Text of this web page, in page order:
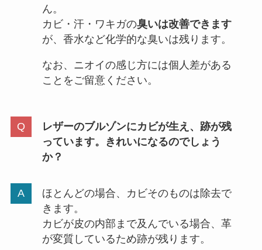
ん。
カビ・汗・ワキガの臭いは改善できます
が、香水など化学的な臭いは残ります。
なお、ニオイの感じ方には個人差がある
ことをご留意ください。
レザーのブルゾンにカビが生え、跡が残
っています。きれいになるのでしょう
か？
ほとんどの場合、カビそのものは除去で
きます。
カビが皮の内部まで及んでいる場合、革
が変質しているため跡が残ります。